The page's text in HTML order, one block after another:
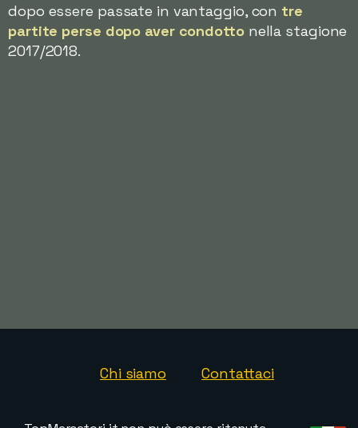
dopo essere passate in vantaggio, con tre
partite perse dopo aver condottonella stagione
2017/2018.
Chi siamo Contattaci